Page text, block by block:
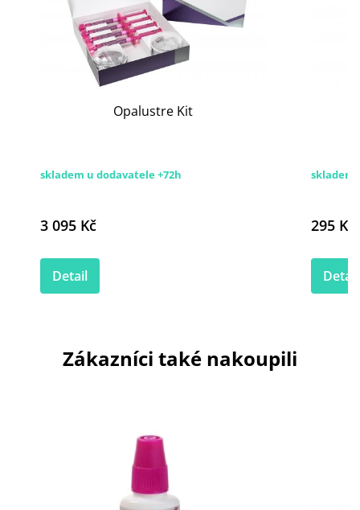
Opalustre Kit
skladem u dodavatele +72h
3 095 Kč
Detail
skladem
295 Kč
Detail
Zákazníci také nakoupili